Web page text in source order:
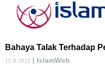
Bahaya Talak Terhadap
15-9-2022 | IslamWeb